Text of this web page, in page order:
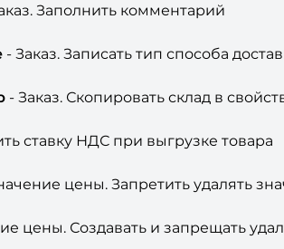
Заполнить комментарий
- Заказ. Записать тип способа
- Заказ. Скопировать склад в
ставку НДС при выгрузке товара
цены. Запретить удалять
цены. Создавать и запрещать